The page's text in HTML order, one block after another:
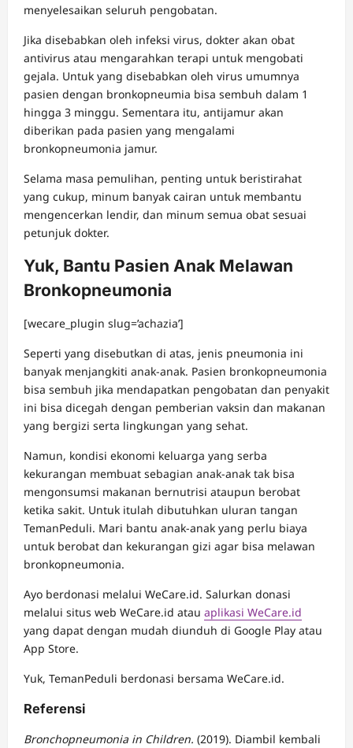
menyelesaikan seluruh pengobatan.
Jika disebabkan oleh infeksi virus, dokter akan obat
antivirus atau mengarahkan terapi untuk mengobati
gejala. Untuk yang disebabkan oleh virus umumnya
pasien dengan bronkopneumia bisa sembuh dalam 1
hingga 3 minggu. Sementara itu, antijamur akan
diberikan pada pasien yang mengalami
bronkopneumonia jamur.
Selama masa pemulihan, penting untuk beristirahat
yang cukup, minum banyak cairan untuk membantu
mengencerkan lendir, dan minum semua obat sesuai
petunjuk dokter.
Yuk, Bantu Pasien Anak Melawan
Bronkopneumonia
[wecare_plugin slug=’achazia’]
Seperti yang disebutkan di atas, jenis pneumonia ini
banyak menjangkiti anak-anak. Pasien bronkopneumonia
bisa sembuh jika mendapatkan pengobatan dan penyakit
ini bisa dicegah dengan pemberian vaksin dan makanan
yang bergizi serta lingkungan yang sehat.
Namun, kondisi ekonomi keluarga yang serba
kekurangan membuat sebagian anak-anak tak bisa
mengonsumsi makanan bernutrisi ataupun berobat
ketika sakit. Untuk itulah dibutuhkan uluran tangan
TemanPeduli. Mari bantu anak-anak yang perlu biaya
untuk berobat dan kekurangan gizi agar bisa melawan
bronkopneumonia.
Ayo berdonasi melalui WeCare.id. Salurkan donasi
melalui situs web WeCare.id atau aplikasi WeCare.id
yang dapat dengan mudah diunduh di Google Play atau
App Store.
Yuk, TemanPeduli berdonasi bersama WeCare.id.
Referensi
Bronchopneumonia in Children. (2019). Diambil kembali